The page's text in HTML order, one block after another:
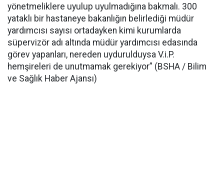
yönetmeliklere uyulup uyulmadığına bakmalı. 300
yataklı bir hastaneye bakanlığın belirlediği müdür
yardımcısı sayısı ortadayken kimi kurumlarda
süpervizör adı altında müdür yardımcısı edasında
görev yapanları, nereden uydurulduysa V.i.P.
hemşireleri de unutmamak gerekiyor” (BSHA / Bilim
ve Sağlık Haber Ajansı)